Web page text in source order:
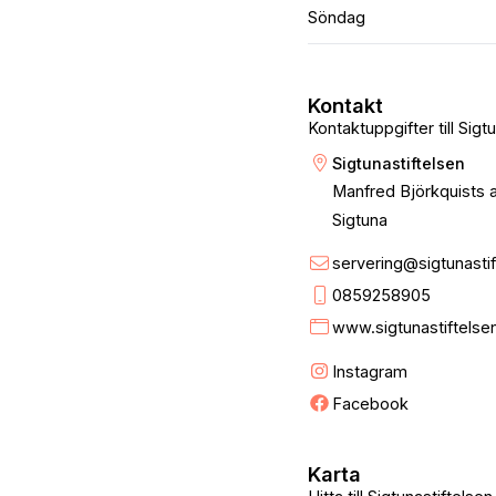
Söndag
Kontaktuppgifter till
Kontakt
Sigtunastiftelsen
Manfred Björkquists
Sigtuna
0859258905
Instagram
Facebook
Karta